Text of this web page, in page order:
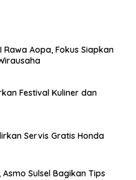
Rawa Aopa, Fokus Siapkan
Festival Kuliner dan
Servis Gratis Honda
Sulsel Bagikan Tips